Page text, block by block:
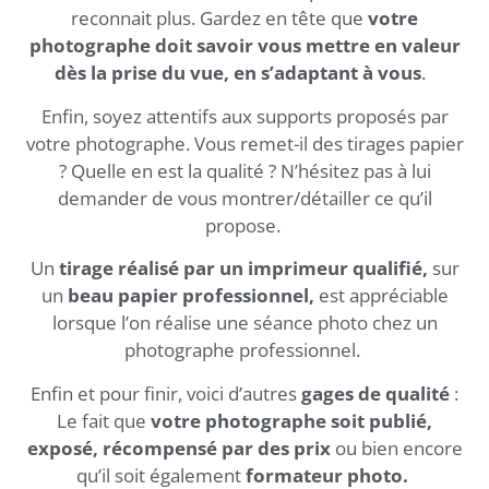
reconnait plus. Gardez en tête que votre
photographe doit savoir vous mettre en valeur
dès la prise du vue, en s’adaptant à vous.
Enfin, soyez attentifs aux supports proposés par
votre photographe. Vous remet-il des tirages papier
? Quelle en est la qualité ? N’hésitez pas à lui
demander de vous montrer/détailler ce qu’il
propose.
Un tirage réalisé par un imprimeur qualifié, sur
un beau papier professionnel, est appréciable
lorsque l’on réalise une séance photo chez un
photographe professionnel.
Enfin et pour finir, voici d’autresgages de qualité :
Le fait que votre photographe soit publié,
exposé, récompensé par des prixou bien encore
qu’il soit égalementformateur photo.